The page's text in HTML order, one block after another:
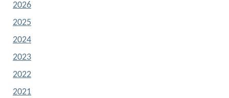
2026
2025
2024
2023
2022
2021